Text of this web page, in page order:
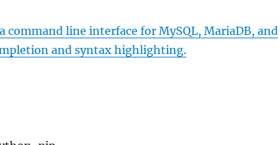
command line interface for MySQL, MariaDB, and
and syntax highlighting.